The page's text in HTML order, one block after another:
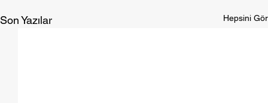
Son Yazılar Hepsini Gör